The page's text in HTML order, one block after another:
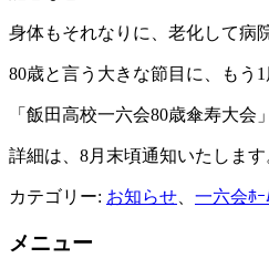
身体もそれなりに、老化して病
80歳と言う大きな節目に、もう
「飯田高校一六会80歳傘寿大
詳細は、8月末頃通知いたしま
カテゴリー: お知らせ 一六会ﾎｰ
メニュー